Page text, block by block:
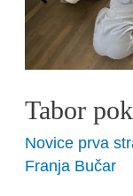
Tabor
Novice prva
Franja Bučar